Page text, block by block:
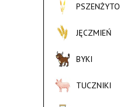
PSZENŻYTO
JĘCZMIEŃ
BYKI
TUCZNIKI